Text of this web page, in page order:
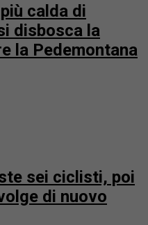
calda di
disbosca la
la Pedemontana
sei ciclisti, poi
di nuovo